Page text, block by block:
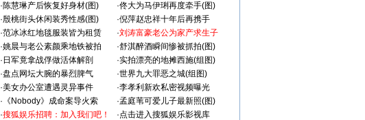
·陈慧琳产后恢复好身材(图) ·佟大为马伊琍再度牵手(图)
·殷桃街头休闲装秀性感(图) ·倪萍赵忠祥十年后再携手
·范冰冰红地毯服装皆为租赁 ·刘涛富豪老公为家产求生子
·姚晨与老公素颜乘地铁被拍 ·舒淇醉酒瞬间惨被抓拍(图)
· 日军竟拿战俘做活体解剖 ·实拍漂亮的地摊西施(组图)
·盘点网坛大腕的暴烈脾气 ·世界九大罪恶之城(组图)
·美女办公室遭遇灵异事件 ·李孝利新欢私密视频曝光
· 《Nobody》成命案导火索 ·孟庭苇可爱儿子最新照(图)
·搜狐娱乐招聘：加入我们吧！ ·点击进入搜狐娱乐影视库